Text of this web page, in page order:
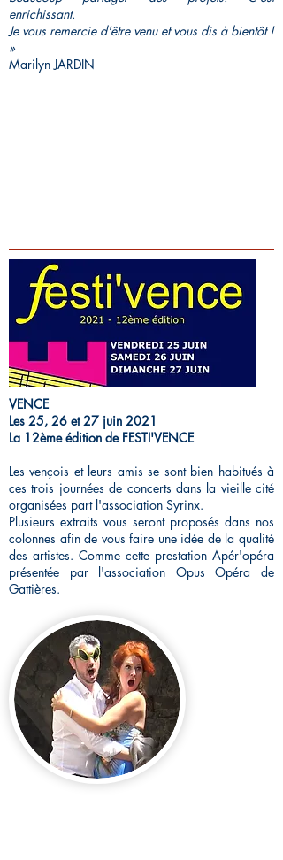
enrichissant.
Je vous remercie d'être venu et vous dis à bientôt !
»
Marilyn JARDIN
VENCE
Les 25, 26 et 27 juin 2021
La 12ème édition de FESTI'VENCE
Les vençois et leurs amis se sont bien habitués à
ces trois journées de concerts dans la vieille cité
organisées part l'association Syrinx.
Plusieurs extraits vous seront proposés dans nos
colonnes afin de vous faire une idée de la qualité
des artistes. Comme cette prestation Apér'opéra
présentée par l'association Opus Opéra de
Gattières.